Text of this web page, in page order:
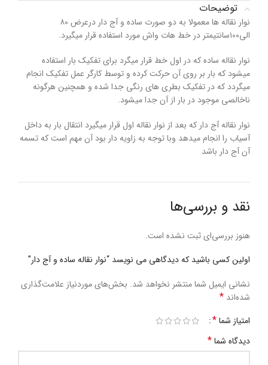
توضیحات
نوار نقاله ها معمولا به دو صورت ساده و آج دار درعرض ۸۰
الی۱۰۰سانتیمتر در خط هات واش مورد استفاده قرار میگیرد.
نوار نقاله ساده که در اول خط قرار میگرد برای تفکیک بار استفاده
میشود که بار بر روی آن حرکت کرده و توسط کارگر عمل تفکیک انجام
میگردد که در تفکیک بطری های رنگی جدا شده و همچنین هرگونه
ناخالصی موجود در بار از آن جدا میشود.
نوار نقاله آج دار که بعد از نوار نقاله اول قرار میگیرد انتقال بار به داخل
آسیاب را انجام میدهد وبا توجه به زاویه دار بود آن مهم است که تسمه
آن آج دار باشد
نقد و بررسی‌ها
هنوز بررسی‌ای ثبت نشده است.
اولین کسی باشید که دیدگاهی می نویسد “نوار نقاله ساده و آج دار”
نشانی ایمیل شما منتشر نخواهد شد. بخش‌های موردنیاز علامت‌گذاری
شده‌اند *
امتیاز شما*
دیدگاه شما*